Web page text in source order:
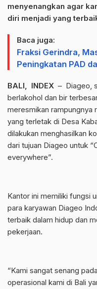
menyenangkan agar
diri menjadi yang
Baca juga:
Fraksi Gerindra,
Peningkatan PAD
BALI, INDEX – Diageo,
berlakohol dan bir
meresmikan rampungnya
yang terletak di Desa
dilakukan menghasilkan
dari tujuan Diageo untuk
everywhere”.
Kantor ini memiliki fungsi
para karyawan Diageo
terbaik dalam hidup dan
pekerjaan.
“Kami sangat senang
operasional kami di Bali